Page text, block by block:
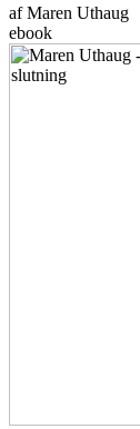
af Maren Uthaug
ebook